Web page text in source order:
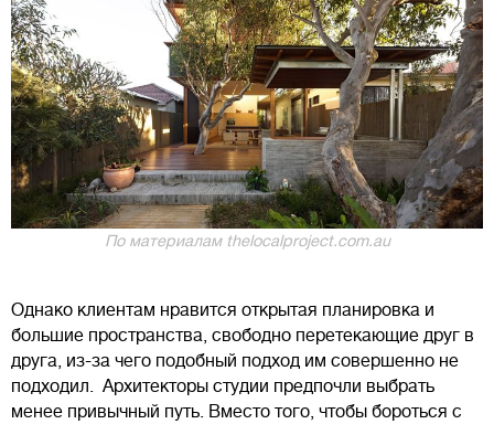
По материалам thelocalproject.com.au
Однако клиентам нравится открытая планировка и
большие пространства, свободно перетекающие друг в
друга, из-за чего подобный подход им совершенно не
подходил. Архитекторы студии предпочли выбрать
менее привычный путь. Вместо того, чтобы бороться с